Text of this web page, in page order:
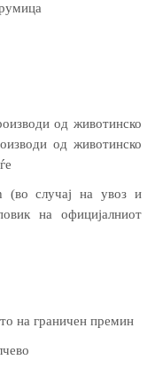
од животинско
од животинско
случај на увоз и
на официјалниот
на граничен премин